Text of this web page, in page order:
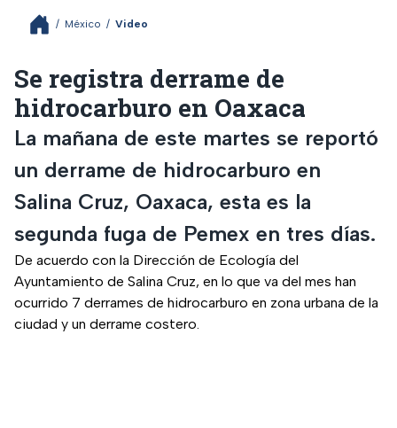
/ México / Video
Se registra derrame de
hidrocarburo en Oaxaca
La mañana de este martes se reportó
un derrame de hidrocarburo en
Salina Cruz, Oaxaca, esta es la
segunda fuga de Pemex en tres días.
De acuerdo con la Dirección de Ecología del
Ayuntamiento de Salina Cruz, en lo que va del mes han
ocurrido 7 derrames de hidrocarburo en zona urbana de la
ciudad y un derrame costero.